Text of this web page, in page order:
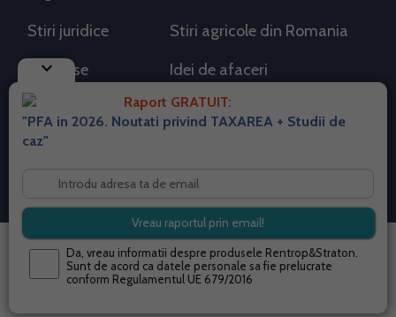
keyboard_arrow_down
Raport GRATUIT:
"PFA in 2026. Noutati privind TAXAREA + Studii de
caz"
Da, vreau informatii despre produsele Rentrop&Straton.
Sunt de acord ca datele personale sa fie prelucrate
conform Regulamentul UE 679/2016
Stiri juridice Stiri agricole din Romania
AdSense Idei de afaceri
RSS Flux RSS 2.0
Despre cookies
Termeni si conditii
Contact
© 2026 portalpfa.ro. Toate drepturile rezervate.